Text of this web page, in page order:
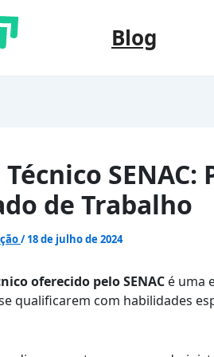
Blog
de Trabalho
/18 de julho de 2024
oferecido pelo SENAC é uma
qualificarem com habilidades